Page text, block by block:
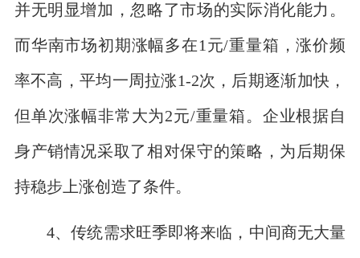
并无明显增加，忽略了市场的实际消化能力。
而华南市场初期涨幅多在1元/重量箱，涨价频
率不高，平均一周拉涨1-2次，后期逐渐加快，
但单次涨幅非常大为2元/重量箱。企业根据自
身产销情况采取了相对保守的策略，为后期保
持稳步上涨创造了条件。
4、传统需求旺季即将来临，中间商无大量